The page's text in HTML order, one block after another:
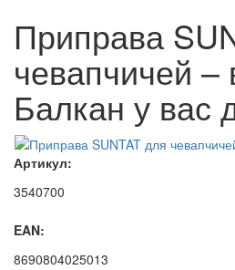
Приправа
чевапчичей –
Балкан у вас
Артикул:
3540700
EAN:
8690804025013